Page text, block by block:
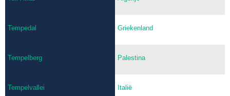
Tempedal Griekenland
Tempelberg Palestina
Tempelvallei Italië